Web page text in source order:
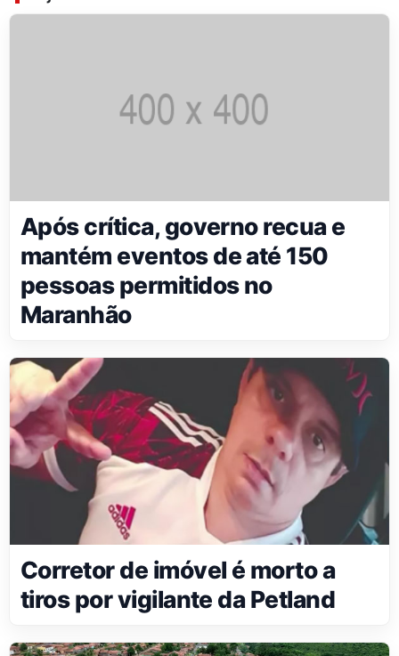
Após crítica, governo recua e
mantém eventos de até 150
pessoas permitidos no
Maranhão
Corretor de imóvel é morto a
tiros por vigilante da Petland